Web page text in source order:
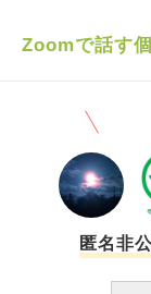
守ってくれない
父は理由も聞か
ゃ幸せになれな
るのをやめまし
ました。 就職して実家を出ようと決心した頃、双極性障害
になりました。
することになりました。 その頃、父は転
にも恵まれたよ
Zoomで話す
匿名非